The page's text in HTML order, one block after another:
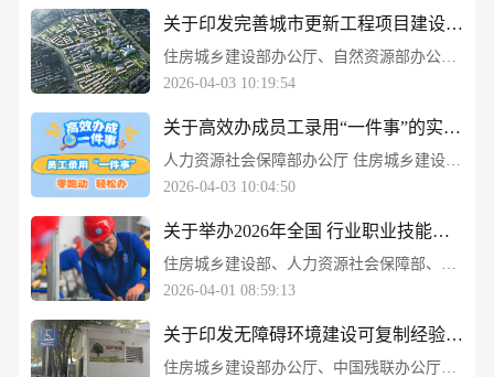
关于印发完善城市更新工程项目建设实施 管理机制可复制经验做法清单的通知
住房城乡建设部办公厅、自然资源部办公厅 关于印发完善城市更新工程项目建设实施 管理机制可复制经验做法清单的通知
2026-04-03 10:19:54
关于高效办成员工录用“一件事”的实施意见
人力资源社会保障部办公厅 住房城乡建设部办公厅 国家医保局办公室关于高效办成员工录用“一件事”的实施意见
2026-04-03 10:04:50
关于举办2026年全国 行业职业技能竞赛——第二届 全国住房城乡建设行业职业 技能大赛的通知
住房城乡建设部、人力资源社会保障部、中华全国总工会：关于举办2026年全国 行业职业技能竞赛——第二届 全国住房城乡建设行业职业 技能大赛的通知
2026-04-01 08:59:13
关于印发无障碍环境建设可复制经验做法 清单（第一批）的通知
住房城乡建设部办公厅、中国残联办公厅：关于印发无障碍环境建设可复制经验做法 清单（第一批）的通知